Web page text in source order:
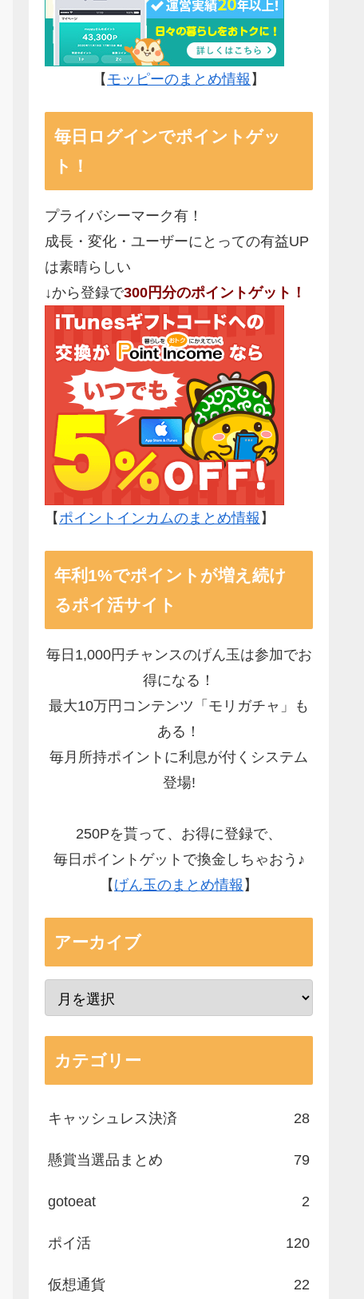
【 モッピーのまとめ情報 】
毎日ログインでポイントゲッ
ト！
プライバシーマーク有！
成長・変化・ユーザーにとっての有益UP
は素晴らしい
↓から登録で300円分のポイントゲット！
【 ポイントインカムのまとめ情報 】
年利1%でポイントが増え続け
るポイ活サイト
毎日1,000円チャンスのげん玉は参加でお
得になる！
最大10万円コンテンツ「モリガチャ」も
ある！
毎月所持ポイントに利息が付くシステム
登場!
250Pを貰って、お得に登録で、
毎日ポイントゲットで換金しちゃおう♪
【 げん玉のまとめ情報 】
アーカイブ
カテゴリー
キャッシュレス決済 28
懸賞当選品まとめ 79
gotoeat 2
ポイ活 120
仮想通貨 22